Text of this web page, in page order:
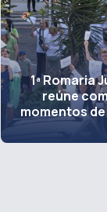
1ª Romaria
reúne
momentos